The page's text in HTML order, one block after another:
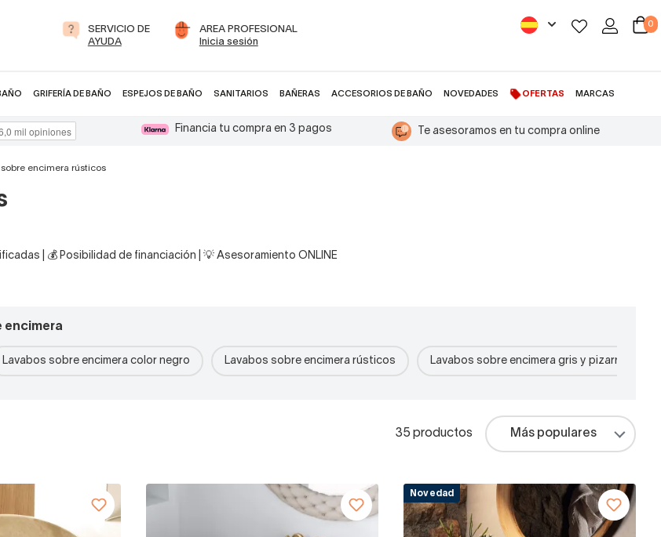
SERVICIO DE
AYUDA
AREA PROFESIONAL
Inicia sesión
0
GRIFERÍA DE BAÑO ESPEJOS DE BAÑO SANITARIOS BAÑERAS ACCESORIOS DE BAÑO NOVEDADES OFERTAS MARCAS
Financia tu compra en 3 pagos Te asesoramos en tu compra online
sobre encimera rústicos
| 💰 Posibilidad de financiación | 💡 Asesoramiento ONLINE
encimera
Lavabos sobre encimera color negro Lavabos sobre encimera rústicos Lavabos sobre encimera gris y pizarra
35 productos
Novedad